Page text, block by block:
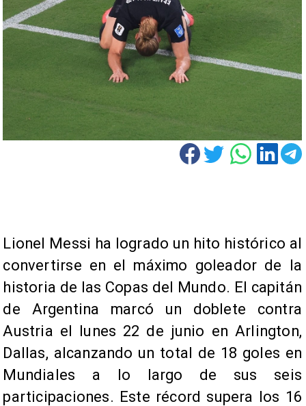
Lionel Messi ha logrado un hito histórico al
convertirse en el máximo goleador de la
historia de las Copas del Mundo. El capitán
de Argentina marcó un doblete contra
Austria el lunes 22 de junio en Arlington,
Dallas, alcanzando un total de 18 goles en
Mundiales a lo largo de sus seis
participaciones. Este récord supera los 16